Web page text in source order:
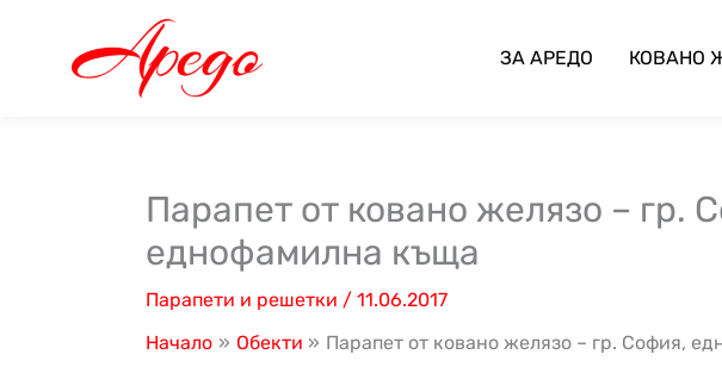
ЗА АРЕДО КОВАНО
Парапет от ковано желязо – гр.
еднофамилна къща
Парапети и решетки / 11.06.2017
Начало
Обекти Парапет от ковано желязо – гр. София,